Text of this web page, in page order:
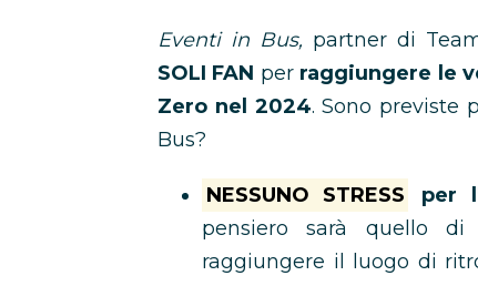
Eventi in Bus, partner di
SOLI FAN perraggiungere le
Zero nel 2024. Sono previste
Bus?
NESSUNO STRESS per
pensiero sarà quello
raggiungere il luogo di